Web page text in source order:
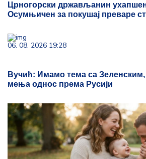
Црногорски држављанин
Осумњичен за покушај преваре
06. 08. 2026 19:28
Вучић: Имамо тема са Зеленским,
мења однос према Русији